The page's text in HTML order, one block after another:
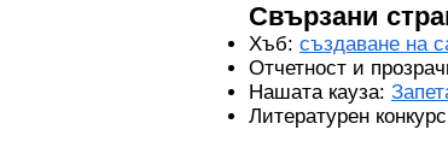
Свързани
Хъб: създаване на
Отчетност и
Нашата кауза:
Литературен